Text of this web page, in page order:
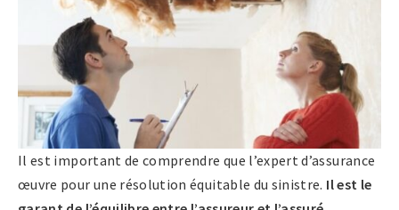
Il est important de comprendre que l’expert d’assurance
œuvre pour une résolution équitable du sinistre. Il est le